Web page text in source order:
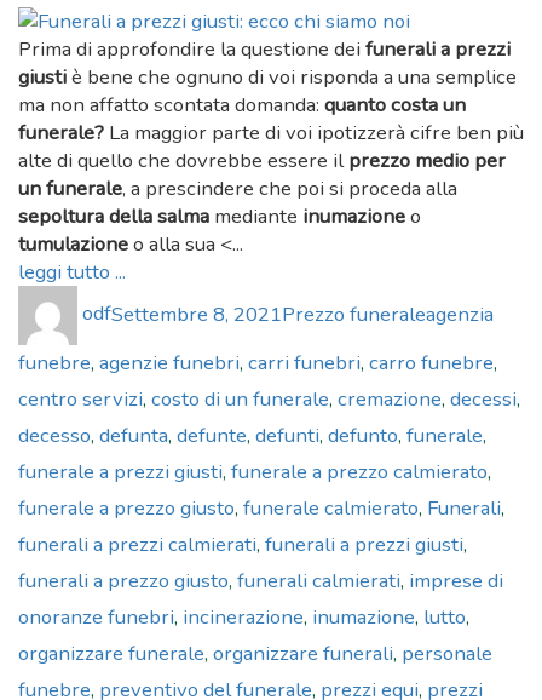
Prima di approfondire la questione dei funerali a prezzi
giustiè bene che ognuno di voi risponda a una semplice
ma non affatto scontata domanda: quanto costa un
funerale? La maggior parte di voi ipotizzerà cifre ben più
alte di quello che dovrebbe essere ilprezzo medio per
un funerale, a prescindere che poi si proceda alla
sepoltura della salma mediante inumazioneo
tumulazioneo alla sua <...
leggi tutto ...
Author
odf
Posted
on
Settembre 8, 2021Prezzo funeraleagenzia
funebre, agenzie funebri, carri funebri, carro funebre,
centro servizi, costo di un funerale, cremazione, decessi,
decesso, defunta, defunte, defunti, defunto, funerale,
funerale a prezzi giusti, funerale a prezzo calmierato,
funerale a prezzo giusto, funerale calmierato, Funerali,
funerali a prezzi calmierati, funerali a prezzi giusti,
funerali a prezzo giusto, funerali calmierati, imprese di
onoranze funebri, incinerazione, inumazione, lutto,
organizzare funerale, organizzare funerali, personale
funebre, preventivo del funerale, prezzi equi, prezzi